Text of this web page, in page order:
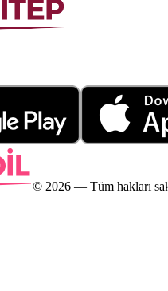
© 2026 — Tüm hakları